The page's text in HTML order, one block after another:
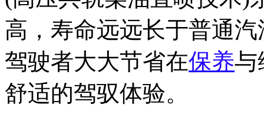
高，寿命远远长于普通
驾驶者大大节省在保养与
舒适的驾驭体验。